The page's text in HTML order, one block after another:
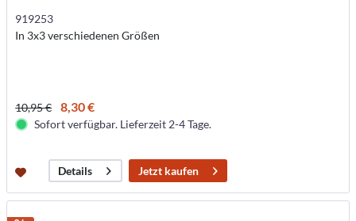
919253
In 3x3 verschiedenen Größen
10,95 € 8,30 €
Sofort verfügbar. Lieferzeit 2-4 Tage.
Details Jetzt kaufen